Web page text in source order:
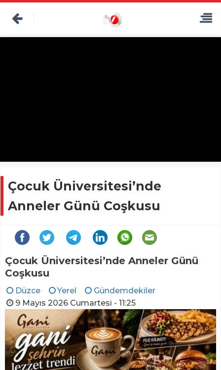
Çocuk Üniversitesi’nde
Anneler Günü Coşkusu
Çocuk Üniversitesi’nde Anneler Günü
Coşkusu
Düzce Yerel
Gündemdekiler
9 Mayıs 2026 Cumartesi - 11:25